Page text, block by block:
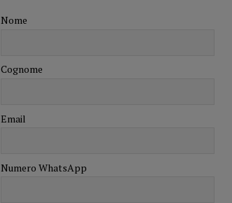
Nome
Cognome
Email
Numero WhatsApp